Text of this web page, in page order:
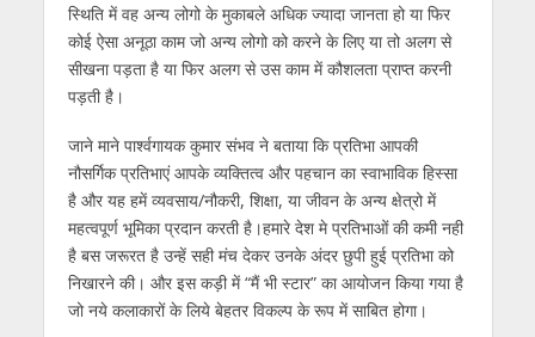
स्थिति में वह अन्य लोगो के मुकाबले अधिक ज्यादा जानता हो या फिर
कोई ऐसा अनूठा काम जो अन्य लोगो को करने के लिए या तो अलग से
सीखना पड़ता है या फिर अलग से उस काम में कौशलता प्राप्त करनी
पड़ती है।
जाने माने पार्श्वगायक कुमार संभव ने बताया कि प्रतिभा आपकी
नौसर्गिक प्रतिभाएं आपके व्यक्तित्व और पहचान का स्वाभाविक हिस्सा
है और यह हमें व्यवसाय/नौकरी, शिक्षा, या जीवन के अन्य क्षेत्रो में
महत्वपूर्ण भूमिका प्रदान करती है।हमारे देश मे प्रतिभाओं की कमी नही
है बस जरूरत है उन्हें सही मंच देकर उनके अंदर छुपी हुई प्रतिभा को
निखारने की। और इस कड़ी में “मैं भी स्टार” का आयोजन किया गया है
जो नये कलाकारों के लिये बेहतर विकल्प के रूप में साबित होगा।